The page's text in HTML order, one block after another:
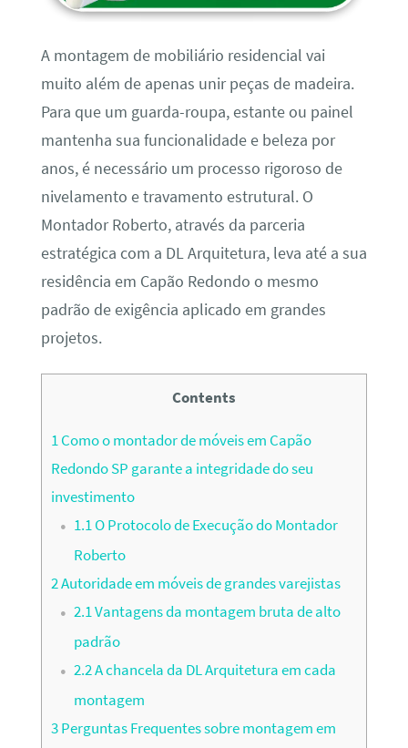
A montagem de mobiliário residencial vai
muito além de apenas unir peças de madeira.
Para que um guarda-roupa, estante ou painel
mantenha sua funcionalidade e beleza por
anos, é necessário um processo rigoroso de
nivelamento e travamento estrutural. O
Montador Roberto, através da parceria
estratégica com a DL Arquitetura, leva até a sua
residência em Capão Redondo o mesmo
padrão de exigência aplicado em grandes
projetos.
Contents
1Como o montador de móveis em Capão
Redondo SP garante a integridade do seu
investimento
1.1O Protocolo de Execução do Montador
Roberto
2Autoridade em móveis de grandes varejistas
2.1Vantagens da montagem bruta de alto
padrão
2.2A chancela da DL Arquitetura em cada
montagem
3Perguntas Frequentes sobre montagem em